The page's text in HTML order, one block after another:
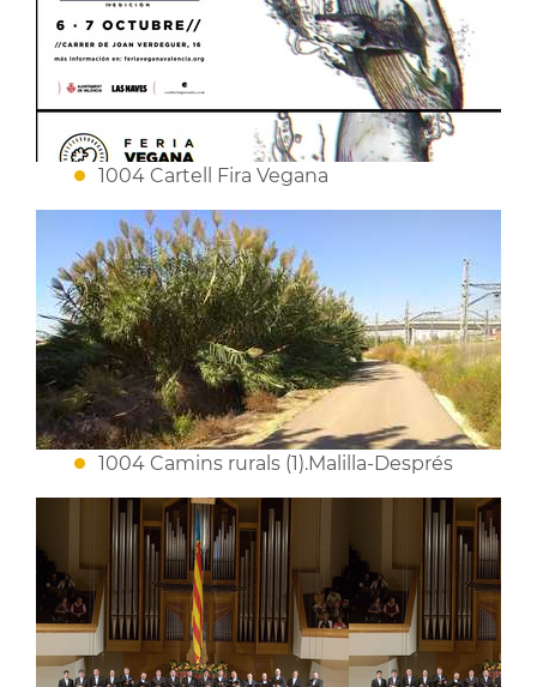
1004 Cartell Fira Vegana
1004 Camins rurals (1).Malilla-Després